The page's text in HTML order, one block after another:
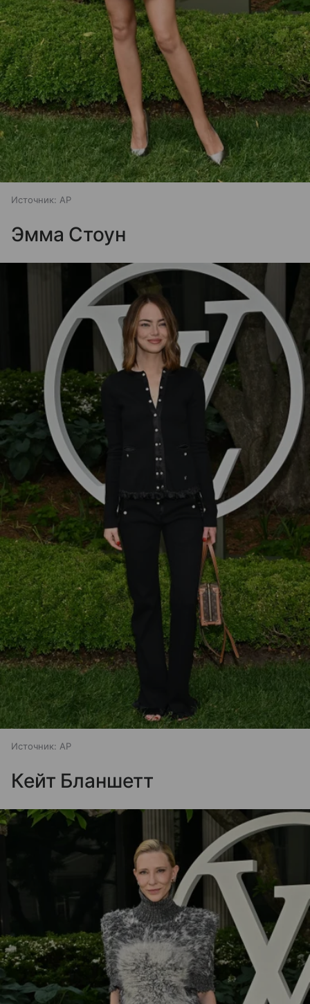
Источник: AP
Эмма Стоун
Источник: AP
Кейт Бланшетт